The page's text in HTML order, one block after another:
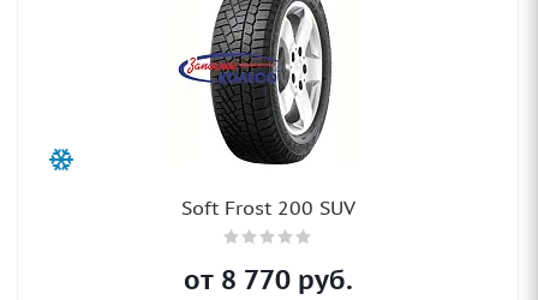
Soft Frost 200 SUV
от 8 770руб.